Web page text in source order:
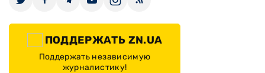
ПОДДЕРЖАТЬ ZN.UA
Поддержать независимую
журналистику!